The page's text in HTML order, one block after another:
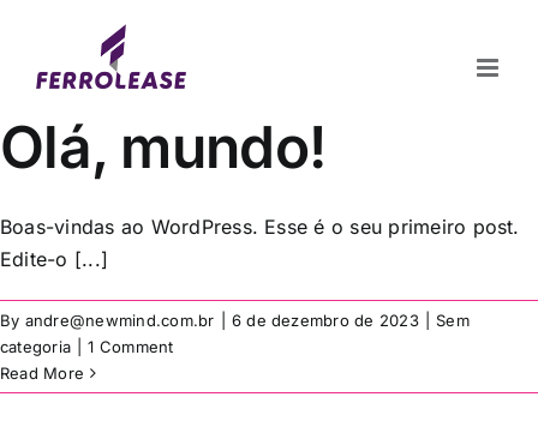
content
Olá, mundo!
Boas-vindas ao WordPress. Esse é o seu primeiro post.
Edite-o [...]
By andre@newmind.com.br 6 de dezembro de 2023
Sem
categoria
1 Comment
Read More